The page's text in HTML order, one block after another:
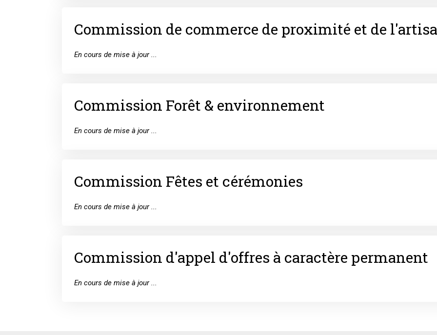
Commission de commerce de proximité et de
En cours de mise à jour ...
Commission Forêt & environnement
En cours de mise à jour ...
Commission Fêtes et cérémonies
En cours de mise à jour ...
Commission d'appel d'offres à caractère permanent
En cours de mise à jour ...